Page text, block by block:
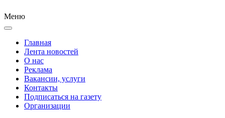
Меню
Главная
Лента новостей
О нас
Реклама
Вакансии, услуги
Контакты
Подписаться на газету
Организации